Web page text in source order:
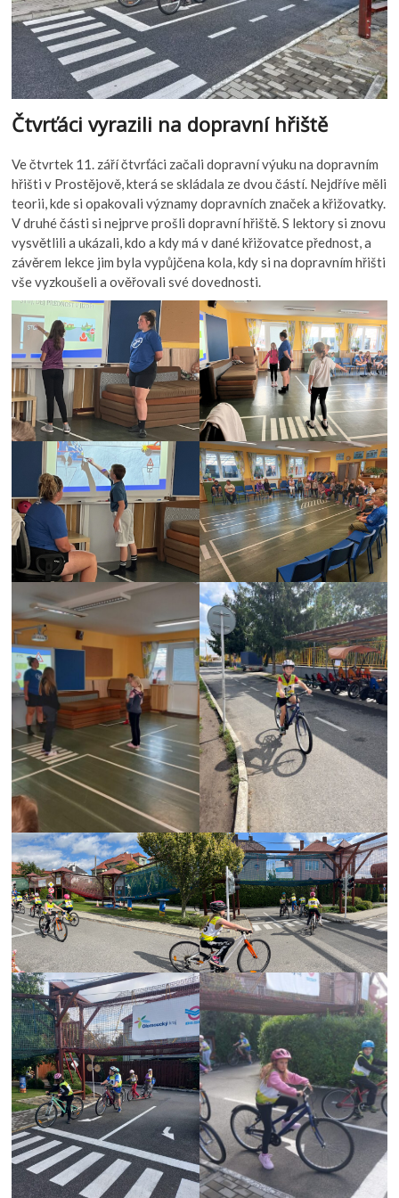
Čtvrťáci vyrazili na dopravní hřiště
Ve čtvrtek 11. září čtvrťáci začali dopravní výuku na dopravním
hřišti v Prostějově, která se skládala ze dvou částí. Nejdříve měli
teorii, kde si opakovali významy dopravních značek a křižovatky.
V druhé části si nejprve prošli dopravní hřiště. S lektory si znovu
vysvětlili a ukázali, kdo a kdy má v dané křižovatce přednost, a
závěrem lekce jim byla vypůjčena kola, kdy si na dopravním hřišti
vše vyzkoušeli a ověřovali své dovednosti.